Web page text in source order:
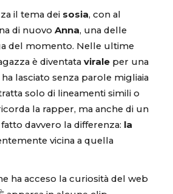
il tema dei sosia, con al
di nuovo Anna, una delle
del momento. Nelle ultime
è diventata virale per una
lasciato senza parole migliaia
solo di lineamenti simili o
la rapper, ma anche di un
davvero la differenza: la
vicina a quella
ha acceso la curiosità del web